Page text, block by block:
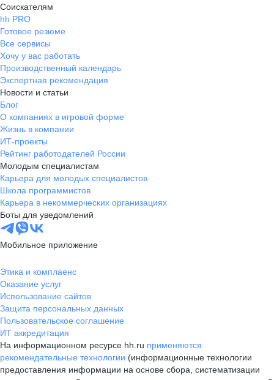
Соискателям
hh PRO
Готовое резюме
Все сервисы
Хочу у вас работать
Производственный календарь
Экспертная рекомендация
Новости и статьи
Блог
О компаниях в игровой форме
Жизнь в компании
ИТ-проекты
Рейтинг работодателей России
Молодым специалистам
Карьера для молодых специалистов
Школа программистов
Карьера в некоммерческих организациях
Боты для уведомлений
Мобильное приложение
Этика и комплаенс
Оказание услуг
Использование сайтов
Защита персональных данных
Пользовательское соглашение
ИТ аккредитация
На информационном ресурсе hh.ru применяются
рекомендательные технологии (информационные технологии
предоставления информации на основе сбора, систематизации